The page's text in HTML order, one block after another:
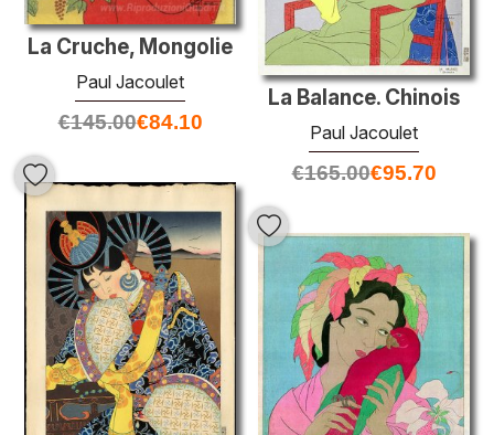
La Cruche, Mongolie
Paul Jacoulet
€145.00€84.10
La Balance. Chinois
Paul Jacoulet
€165.00€95.70